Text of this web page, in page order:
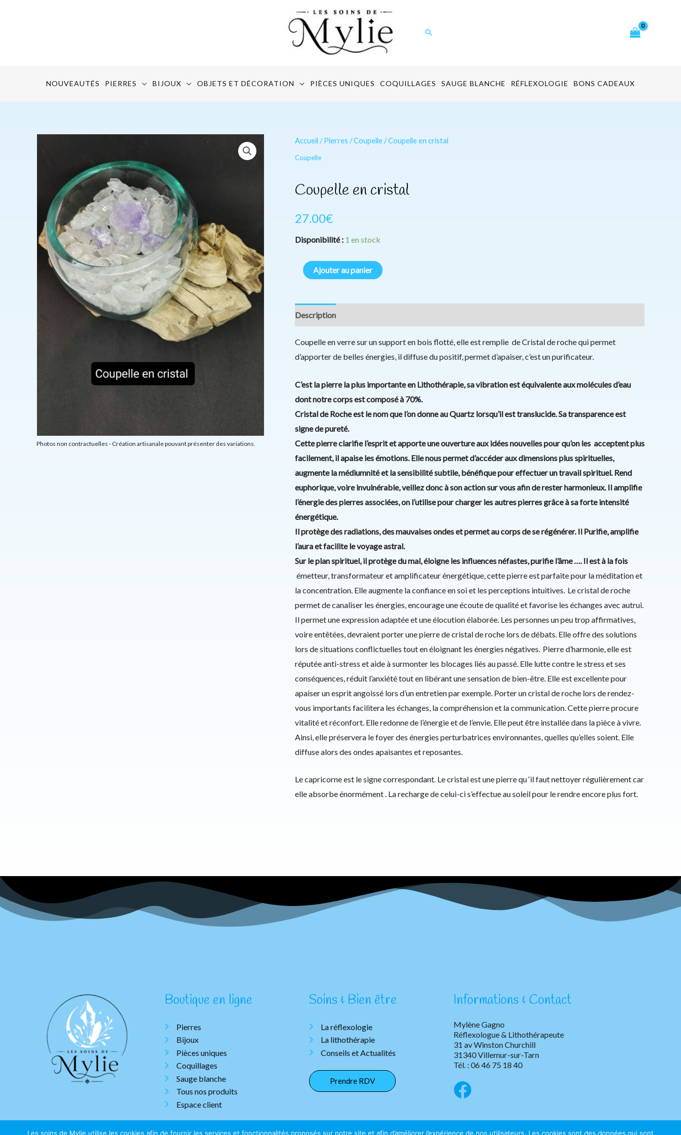
Rechercher
NOUVEAUTÉS PIERRES BIJOUX OBJETS ET DÉCORATION PIÈCES UNIQUES COQUILLAGES SAUGE BLANCHE RÉFLEXOLOGIE BONS CADEAUX
Photos non contractuelles - Création artisanale pouvant présenter des variations.
Accueil /Pierres /Coupelle/ Coupelle en cristal
Coupelle
Coupelle en cristal
27.00€
Disponibilité : 1 en stock
quantité
de
en
Ajouter au panier
Description
Coupelle en verre sur un support en bois flotté, elle est remplie de Cristal de roche qui permet
d’apporter de belles énergies, il diffuse du positif, permet d’apaiser, c’est un purificateur.
C’est la pierre la plus importante en Lithothérapie, sa vibration est équivalente aux molécules d’eau
dont notre corps est composé à 70%.
Cristal de Roche est le nom que l’on donne au Quartz lorsqu’il est translucide. Sa transparence est
signe de pureté.
Cette pierre clarifie l’esprit et apporte une ouverture aux idées nouvelles pour qu’on les acceptent plus
facilement, il apaise les émotions. Elle nous permet d’accéder aux dimensions plus spirituelles,
augmente la médiumnité et la sensibilité subtile, bénéfique pour effectuer un travail spirituel. Rend
euphorique, voire invulnérable, veillez donc à son action sur vous afin de rester harmonieux. Il amplifie
l’énergie des pierres associées, on l’utilise pour charger les autres pierres grâce à sa forte intensité
énergétique.
Il protège des radiations, des mauvaises ondes et permet au corps de se régénérer. Il Purifie, amplifie
l’aura et facilite le voyage astral.
Sur le plan spirituel, il protège du mal, éloigne les influences néfastes, purifie l’âme …. Il est à la fois
émetteur, transformateur et amplificateur énergétique, cette pierre est parfaite pour la méditation et
la concentration. Elle augmente la confiance en soi et les perceptions intuitives. Le cristal de roche
permet de canaliser les énergies, encourage une écoute de qualité et favorise les échanges avec autrui.
Il permet une expression adaptée et une élocution élaborée. Les personnes un peu trop affirmatives,
voire entêtées, devraient porter une pierre de cristal de roche lors de débats. Elle offre des solutions
lors de situations conflictuelles tout en éloignant les énergies négatives. Pierre d’harmonie, elle est
réputée anti-stress et aide à surmonter les blocages liés au passé. Elle lutte contre le stress et ses
conséquences, réduit l’anxiété tout en libérant une sensation de bien-être. Elle est excellente pour
apaiser un esprit angoissé lors d’un entretien par exemple. Porter un cristal de roche lors de rendez-
vous importants facilitera les échanges, la compréhension et la communication. Cette pierre procure
vitalité et réconfort. Elle redonne de l’énergie et de l’envie. Elle peut être installée dans la pièce à vivre.
Ainsi, elle préservera le foyer des énergies perturbatrices environnantes, quelles qu’elles soient. Elle
diffuse alors des ondes apaisantes et reposantes.
Le capricorne est le signe correspondant. Le cristal est une pierre qu ‘il faut nettoyer régulièrement car
elle absorbe énormément . La recharge de celui-ci s’effectue au soleil pour le rendre encore plus fort.
Boutique en ligne
Pierres
Bijoux
Pièces uniques
Coquillages
Sauge blanche
Tous nos produits
Espace client
Soins & Bien être
La réflexologie
La lithothérapie
Conseils et Actualités
Prendre RDV
Informations & Contact
Mylène Gagno
Réflexologue & Lithothérapeute
31 av Winston Churchill
31340 Villemur-sur-Tarn
Tél. : 06 46 75 18 40
Les soins de Mylie utilise les cookies afin de fournir les services et fonctionnalités proposés sur notre site et afin d’améliorer l’expérience de nos utilisateurs. Les cookies sont des données qui sont